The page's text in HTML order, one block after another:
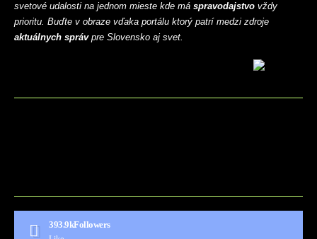
svetové udalosti na jednom mieste kde má spravodajstvo vždy
prioritu. Buďte v obraze vďaka portálu ktorý patrí medzi zdroje
aktuálnych správpre Slovensko aj svet.
393.9kFollowers